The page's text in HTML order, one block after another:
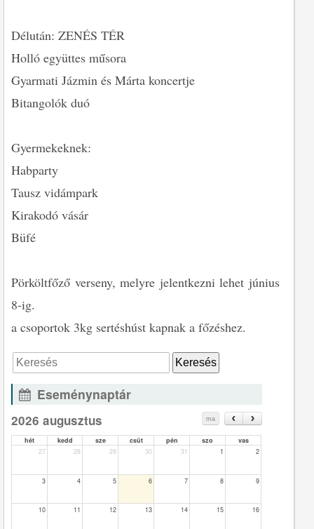
Délután: ZENÉS TÉR
Holló együttes műsora
Gyarmati Jázmin és Márta koncertje
Bitangolók duó
Gyermekeknek:
Habparty
Tausz vidámpark
Kirakodó vásár
Büfé
Pörköltfőző verseny, melyre jelentkezni lehet június
8-ig.
a csoportok 3kg sertéshúst kapnak a főzéshez.
Eseménynaptár
2026 augusztus ma
hét kedd sze csüt pén szo
vas
27
28 29 30 31 1 2
3 4 5 6 7 8 9
10 11 12 13 14 15 16